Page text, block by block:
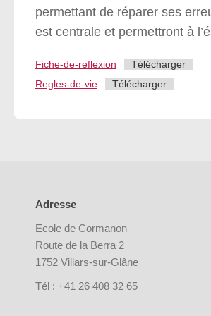
permettant de réparer ses
est centrale et permettront à
Fiche-de-reflexion
Télécharger
Regles-de-vie
Télécharger
Adresse
Ecole de Cormanon
Route de la Berra 2
1752 Villars-sur-Glâne
Tél : +41 26 408 32 65